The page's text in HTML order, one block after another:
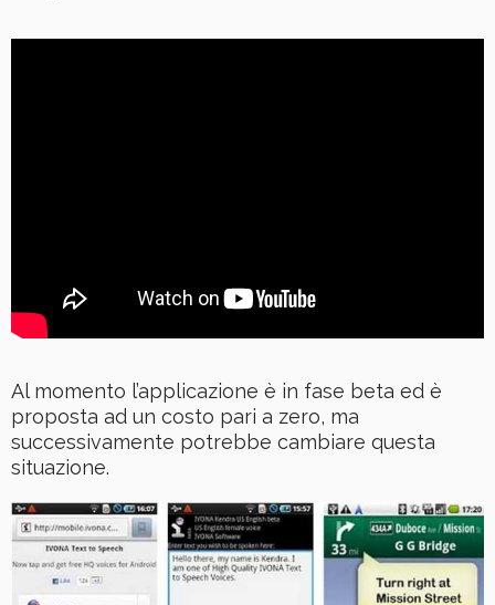
Al momento l’applicazione è in fase beta ed è
proposta ad un costo pari a zero, ma
successivamente potrebbe cambiare questa
situazione.